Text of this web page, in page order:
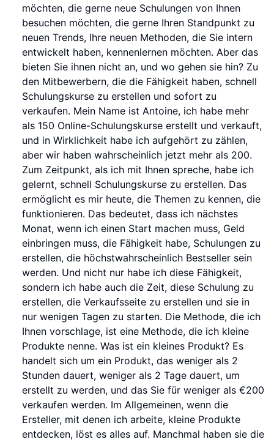
möchten, die gerne neue Schulungen von Ihnen
besuchen möchten, die gerne Ihren Standpunkt zu
neuen Trends, Ihre neuen Methoden, die Sie intern
entwickelt haben, kennenlernen möchten. Aber das
bieten Sie ihnen nicht an, und wo gehen sie hin? Zu
den Mitbewerbern, die die Fähigkeit haben, schnell
Schulungskurse zu erstellen und sofort zu
verkaufen. Mein Name ist Antoine, ich habe mehr
als 150 Online-Schulungskurse erstellt und verkauft,
und in Wirklichkeit habe ich aufgehört zu zählen,
aber wir haben wahrscheinlich jetzt mehr als 200.
Zum Zeitpunkt, als ich mit Ihnen spreche, habe ich
gelernt, schnell Schulungskurse zu erstellen. Das
ermöglicht es mir heute, die Themen zu kennen, die
funktionieren. Das bedeutet, dass ich nächstes
Monat, wenn ich einen Start machen muss, Geld
einbringen muss, die Fähigkeit habe, Schulungen zu
erstellen, die höchstwahrscheinlich Bestseller sein
werden. Und nicht nur habe ich diese Fähigkeit,
sondern ich habe auch die Zeit, diese Schulung zu
erstellen, die Verkaufsseite zu erstellen und sie in
nur wenigen Tagen zu starten. Die Methode, die ich
Ihnen vorschlage, ist eine Methode, die ich kleine
Produkte nenne. Was ist ein kleines Produkt? Es
handelt sich um ein Produkt, das weniger als 2
Stunden dauert, weniger als 2 Tage dauert, um
erstellt zu werden, und das Sie für weniger als €200
verkaufen werden. Im Allgemeinen, wenn die
Ersteller, mit denen ich arbeite, kleine Produkte
entdecken, löst es alles auf. Manchmal haben sie die